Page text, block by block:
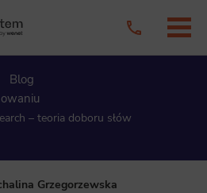
Blog
– teoria doboru słów
Grzegorzewska